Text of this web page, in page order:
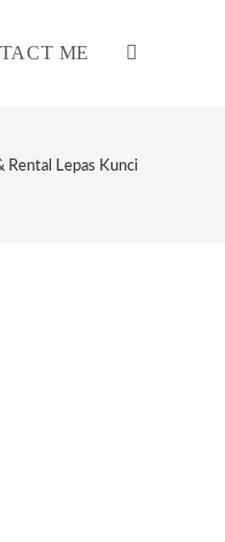
ME
WEBSITE
Rental Lepas Kunci